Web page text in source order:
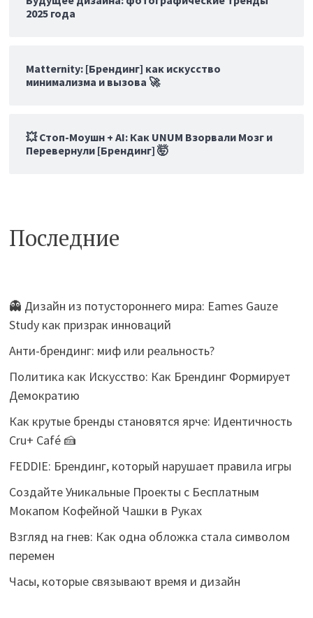
2025 года
Matternity: [Брендинг] как искусство
минимализма и вызова 🚀
💥 Стоп-Моушн + AI: Как UNUM Взорвали Мозг и
Перевернули [Брендинг] 🤯
Последние
👻 Дизайн из потустороннего мира: Eames Gauze
Study как призрак инноваций
Анти-брендинг: миф или реальность?
Политика как Искусство: Как Брендинг Формирует
Демократию
Как крутые бренды становятся ярче: Идентичность
Cru+ Café 🍰
FEDDIE: Брендинг, который нарушает правила игры
Создайте Уникальные Проекты с Бесплатным
Мокапом Кофейной Чашки в Руках
Взгляд на гнев: Как одна обложка стала символом
перемен
Часы, которые связывают время и дизайн